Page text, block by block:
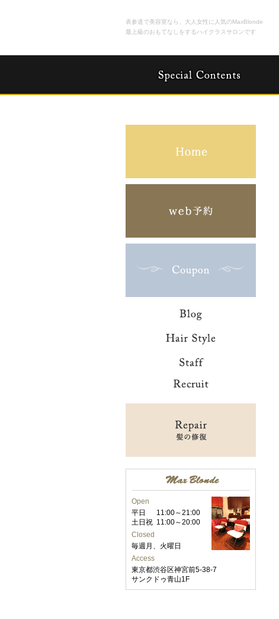
表参道で美容室なら、大人女性に人気のMaxBlonde
最上級のおもてなしをするハイクラスサロンです
Open
平日
11:00～21:00
土日祝 11:00～20:00
Closed
毎週月、火曜日
Access
東京都渋谷区神宮前5-38-7
サンクドゥ青山1F